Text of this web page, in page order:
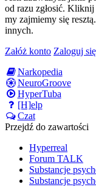
od razu zgłosić.
my zajmiemy się
innych.
Załóż konto Zaloguj się
Narkopedia
NeuroGroove
HyperTuba
[H]elp
Czat
Przejdź do zawartości
Hyperreal
Forum TALK
Substancje
Substancje